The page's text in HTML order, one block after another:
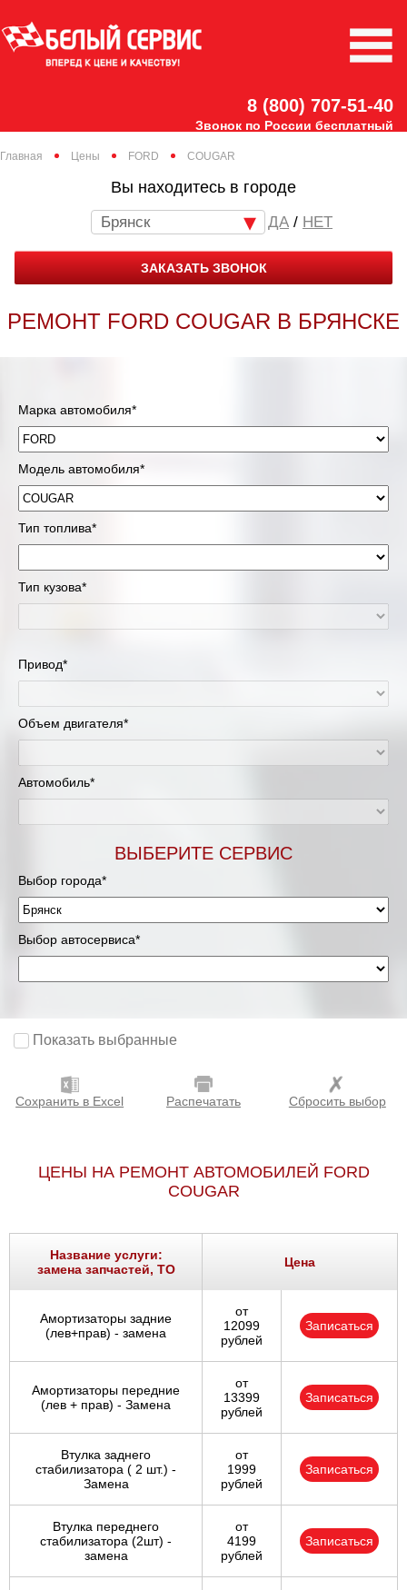
8 (800) 707-51-40
Звонок по России бесплатный
Главная Цены FORD COUGAR
Вы находитесь в городе
Брянск / НЕТ
ЗАКАЗАТЬ ЗВОНОК
РЕМОНТ FORD COUGAR В БРЯНСКЕ
Марка автомобиля*
Модель автомобиля*
Тип топлива*
Тип кузова*
Привод*
Объем двигателя*
Автомобиль*
ВЫБЕРИТЕ СЕРВИС
Выбор города*
Выбор автосервиса*
Показать выбранные
Сохранить в Excel Распечатать Сбросить выбор
ЦЕНЫ НА РЕМОНТ АВТОМОБИЛЕЙ FORD
COUGAR
Название услуги:
замена запчастей, ТО
Цена
Амортизаторы задние
(лев+прав) - замена
от
12099
рублей
Записаться
Амортизаторы передние
(лев + прав) - Замена
от
13399
рублей
Записаться
Втулка заднего
стабилизатора ( 2 шт.) -
Замена
от
1999
рублей
Записаться
Втулка переднего
стабилизатора (2шт) -
замена
от
4199
рублей
Записаться